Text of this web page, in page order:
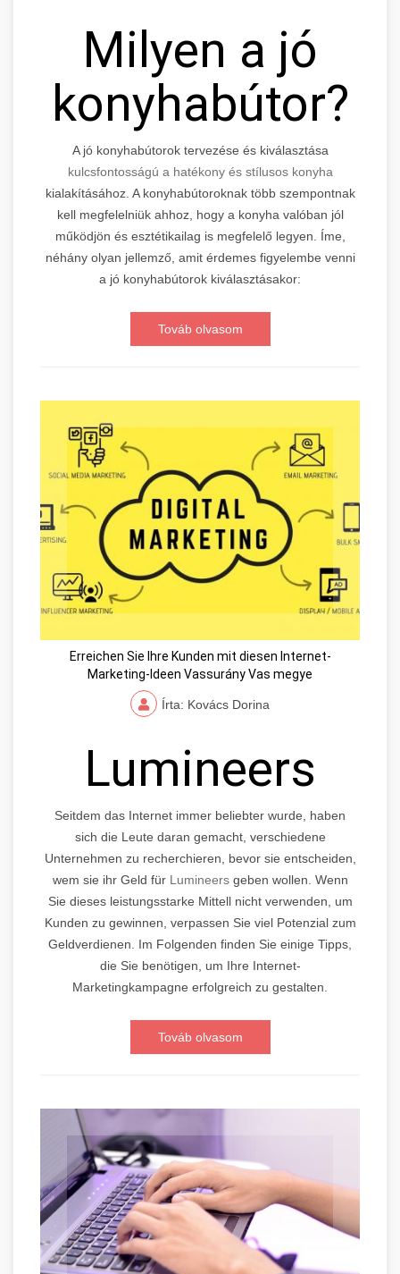
Milyen a jó
konyhabútor?
A jó konyhabútorok tervezése és kiválasztása
kulcsfontosságú a hatékony és stílusos konyha
kialakításához. A konyhabútoroknak több szempontnak
kell megfelelniük ahhoz, hogy a konyha valóban jól
működjön és esztétikailag is megfelelő legyen. Íme,
néhány olyan jellemző, amit érdemes figyelembe venni
a jó konyhabútorok kiválasztásakor:
Továb olvasom
Erreichen Sie Ihre Kunden mit diesen Internet-
Marketing-Ideen Vassurány Vas megye
Írta: Kovács Dorina
Lumineers
Seitdem das Internet immer beliebter wurde, haben
sich die Leute daran gemacht, verschiedene
Unternehmen zu recherchieren, bevor sie entscheiden,
wem sie ihr Geld für Lumineersgeben wollen. Wenn
Sie dieses leistungsstarke Mittell nicht verwenden, um
Kunden zu gewinnen, verpassen Sie viel Potenzial zum
Geldverdienen. Im Folgenden finden Sie einige Tipps,
die Sie benötigen, um Ihre Internet-
Marketingkampagne erfolgreich zu gestalten.
Továb olvasom